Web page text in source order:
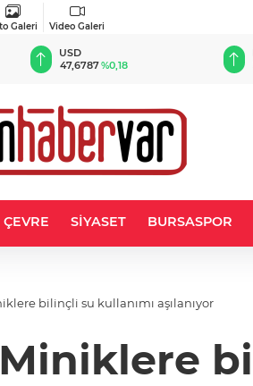
Galeri Video Galeri
USD
47,6787%0,18
ÇEVRE SİYASET BURSASPOR
bilinçli su kullanımı aşılanıyor
Miniklere